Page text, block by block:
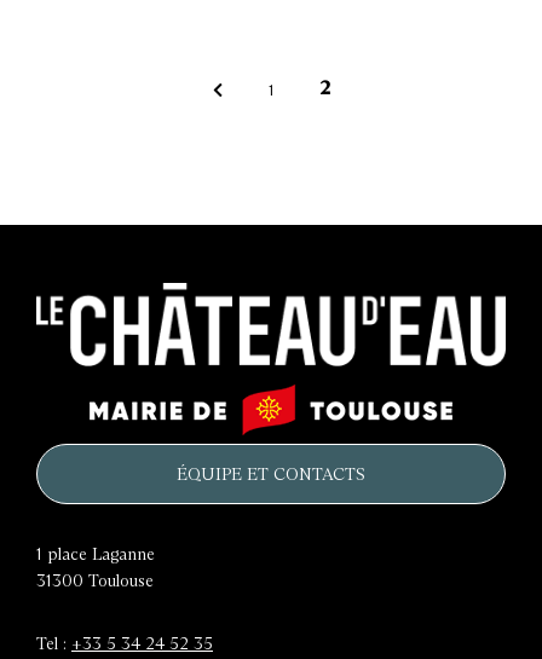
p
i
n
a
t
i
o
n
Page
Page
1 Page
2
château
d'eau
Mairie
de
ÉQUIPE ET CONTACTS
1 place Laganne
31300 Toulouse
Tel : +33 5 34 24 52 35